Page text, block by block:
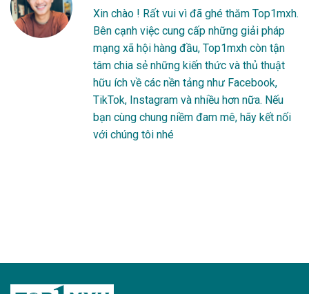
Xin chào ! Rất vui vì đã ghé thăm Top1mxh.
Bên cạnh việc cung cấp những giải pháp
mạng xã hội hàng đầu, Top1mxh còn tận
tâm chia sẻ những kiến thức và thủ thuật
hữu ích về các nền tảng như Facebook,
TikTok, Instagram và nhiều hơn nữa. Nếu
bạn cùng chung niềm đam mê, hãy kết nối
với chúng tôi nhé